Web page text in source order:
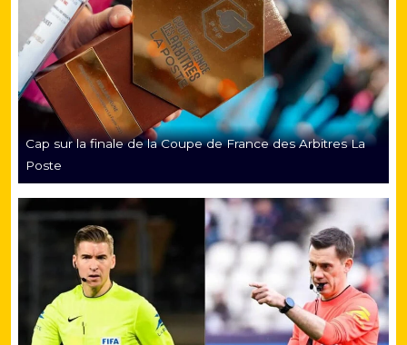
Cap sur la finale de la Coupe de France des Arbitres La
Poste